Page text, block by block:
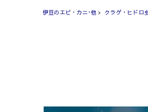
伊豆のエビ・カニ･他 > クラゲ・ヒドロ